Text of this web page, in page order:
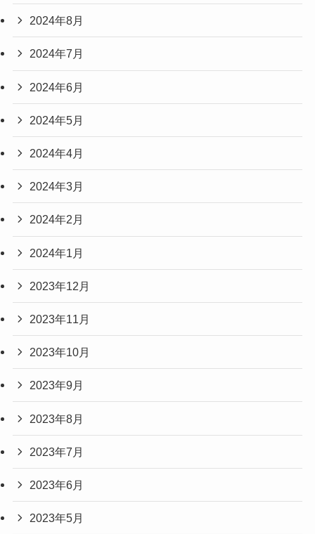
2024年8月
2024年7月
2024年6月
2024年5月
2024年4月
2024年3月
2024年2月
2024年1月
2023年12月
2023年11月
2023年10月
2023年9月
2023年8月
2023年7月
2023年6月
2023年5月